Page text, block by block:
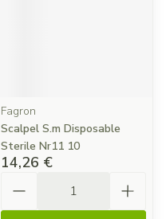
Fagron
Scalpel S.m Disposable
Sterile Nr11 10
14,26 €